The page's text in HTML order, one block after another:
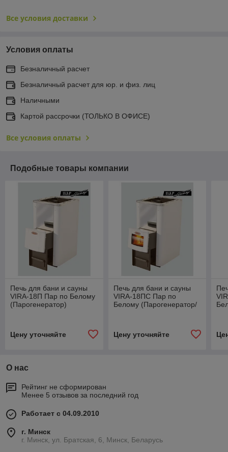
Все условия доставки
Условия оплаты
Безналичный расчет
Безналичный расчет для юр. и физ. лиц
Наличными
Картой рассрочки (ТОЛЬКО В ОФИСЕ)
Все условия оплаты
Подобные товары компании
Печь для бани и сауны
VIRA-18П Пар по Белому
(Парогенератор)
Цену уточняйте
Печь для бани и сауны
VIRA-18ПС Пар по
Белому (Парогенератор/
Цену уточняйте
О нас
Рейтинг не сформирован
Менее 5 отзывов за последний год
Работает с 04.09.2010
г. Минск
г. Минск, ул. Братская, 6, Минск, Беларусь